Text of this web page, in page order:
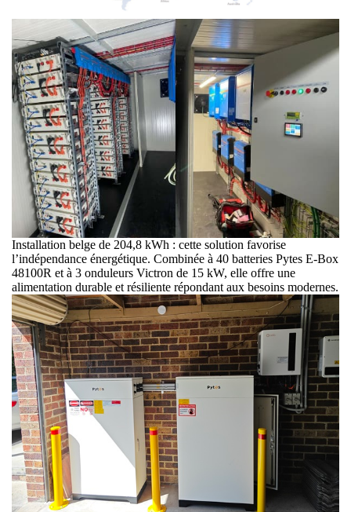
Installation belge de 204,8 kWh : cette solution favorise
l’indépendance énergétique. Combinée à 40 batteries Pytes E-Box
48100R et à 3 onduleurs Victron de 15 kW, elle offre une
alimentation durable et résiliente répondant aux besoins modernes.